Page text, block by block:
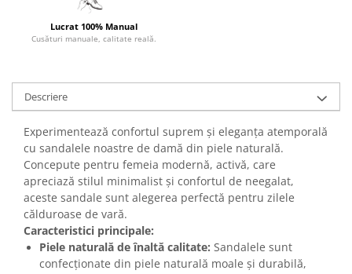
Lucrat 100% Manual
Cusături manuale, calitate reală.
Descriere
Experimentează confortul suprem și eleganța atemporală
cu sandalele noastre de damă din piele naturală.
Concepute pentru femeia modernă, activă, care
apreciază stilul minimalist și confortul de neegalat,
aceste sandale sunt alegerea perfectă pentru zilele
călduroase de vară.
Caracteristici principale:
Piele naturală de înaltă calitate: Sandalele sunt
confecționate din piele naturală moale și durabilă,